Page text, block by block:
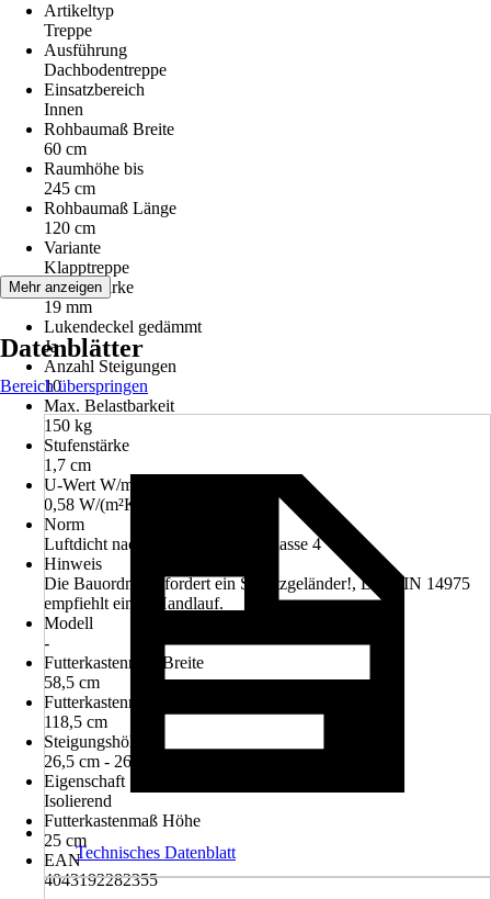
Artikeltyp
Treppe
Ausführung
Dachbodentreppe
Einsatzbereich
Innen
Rohbaumaß Breite
60 cm
Raumhöhe bis
245 cm
Rohbaumaß Länge
120 cm
Variante
Klapptreppe
Deckelstärke
19 mm
Lukendeckel gedämmt
Ja
Anzahl Steigungen
10
Max. Belastbarkeit
150 kg
Stufenstärke
1,7 cm
U-Wert W/m²K
0,58 W/(m²K)
Norm
Luftdicht nach DIN EN 12207 Klasse 4
Hinweis
Die Bauordnung fordert ein Schutzgeländer!, Die DIN 14975
empfiehlt einen Handlauf.
Modell
-
Futterkastenmaß Breite
58,5 cm
Futterkastenmaß Länge
118,5 cm
Steigungshöhe
26,5 cm - 26,5 cm
Eigenschaft
Isolierend
Futterkastenmaß Höhe
25 cm
EAN
4043192282355
Mehr anzeigen
Datenblätter
Bereich überspringen
Technisches Datenblatt